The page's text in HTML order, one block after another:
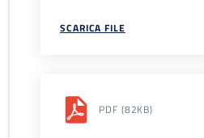
SCARICA FILE
PDF (82KB)